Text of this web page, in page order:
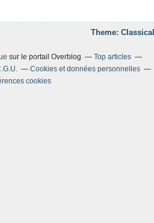
Theme:
sur le portail Overblog
Top articles
Cookies et données personnelles
cookies